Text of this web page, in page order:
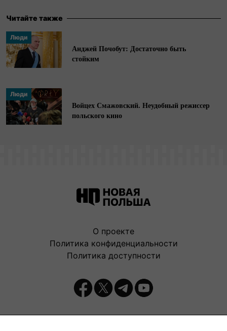
«Берут. Когда партия была богом», «Абсудры
журналистских премий, включен в список ста
лучших польских репортеров.
Читайте также
Люди
Анджей Почобут: Достаточно быть
стойким
Люди
Войцех Смажовский. Неудобный режиссер
польского кино
О проекте
Политика конфиденциальности
Политика доступности